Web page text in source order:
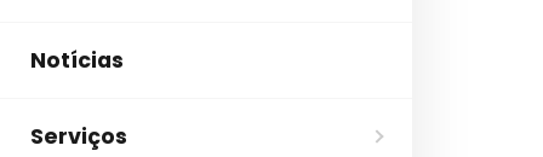
Notícias
Serviços